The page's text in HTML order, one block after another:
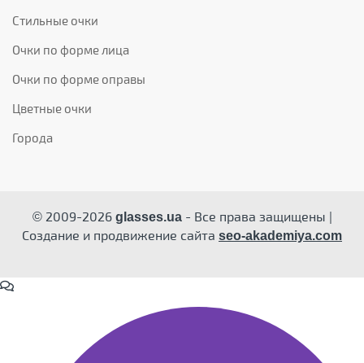
Стильные очки
Очки по форме лица
Очки по форме оправы
Цветные очки
Города
© 2009-2026glasses.ua- Все права защищены |
Создание и продвижение сайта seo-akademiya.com